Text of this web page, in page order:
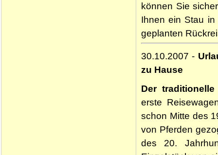
können Sie
Ihnen ein Stau
geplanten
30.10.2007 -
zu Hause
Der
erste
schon Mitte des
von Pferden
des 20.